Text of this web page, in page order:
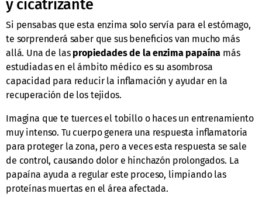
y cicatrizante
Si pensabas que esta enzima solo servía para el estómago,
te sorprenderá saber que sus beneficios van mucho más
allá. Una de las propiedades de la enzima papaína más
estudiadas en el ámbito médico es su asombrosa
capacidad para reducir la inflamación y ayudar en la
recuperación de los tejidos.
Imagina que te tuerces el tobillo o haces un entrenamiento
muy intenso. Tu cuerpo genera una respuesta inflamatoria
para proteger la zona, pero a veces esta respuesta se sale
de control, causando dolor e hinchazón prolongados. La
papaína ayuda a regular este proceso, limpiando las
proteínas muertas en el área afectada.